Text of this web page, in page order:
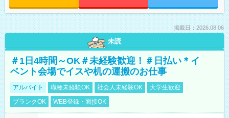
掲載日：2026.08.06
未読
＃1日4時間～OK＃未経験歓迎！＃日払い＊イ
ベント会場でイスや机の運搬のお仕事
アルバイト 職種未経験OK 社会人未経験OK
大学生歓迎
ブランクOK
WEB登録・面接OK